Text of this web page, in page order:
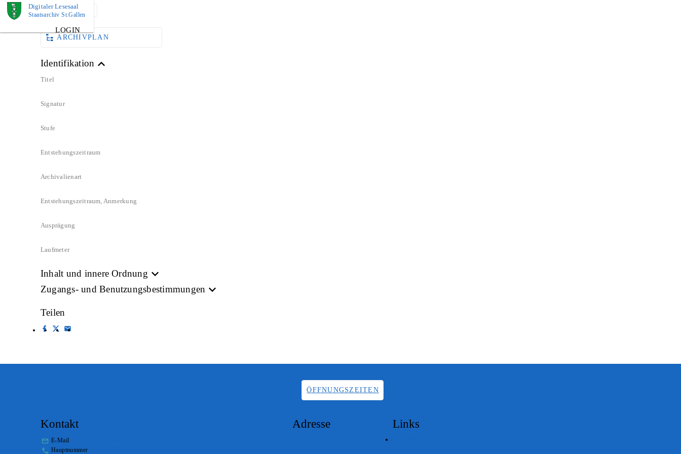
Digitaler Lesesaal
Staatsarchiv St.Gallen
LOGIN
DOKUMENT
ARCHIVPLAN
Identifikation
Titel
Signatur
Stufe
Entstehungszeitraum
Archivalienart
Entstehungszeitraum, Anmerkung
Ausprägung
Laufmeter
Inhalt und innere Ordnung
Zugangs- und Benutzungsbestimmungen
Teilen
ÖFFNUNGSZEITEN
Kontakt
E-Mail
Hauptnummer
Adresse Links